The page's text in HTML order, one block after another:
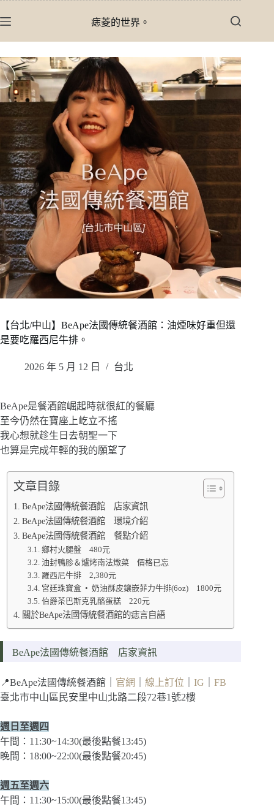
至
內
容
痣菱的世界。
【台北/中山】BeApe法國傳統餐酒館：油煙味好重但還
是要吃羅西尼牛排。
2026 年 5 月 12 日 台北
BeApe是餐酒館崛起時就很紅的餐廳
至今仍然在寶座上屹立不搖
我心想就趁生日去朝聖一下
也算是完成年輕的我的願望了
文章目錄
BeApe法國傳統餐酒館 店家資訊
BeApe法國傳統餐酒館 環境介紹
BeApe法國傳統餐酒館 餐點介紹
鄉村火腿盤 480元
油封鴨胗＆爐烤南法燉菜 價格已忘
羅西尼牛排 2,380元
宮廷珠寶盒 • 奶油酥皮鑲嵌菲力牛排(6oz) 1800元
伯爵茶巴斯克乳酪蛋糕 220元
關於BeApe法國傳統餐酒館的痣言自語
BeApe法國傳統餐酒館 店家資訊
📍BeApe法國傳統餐酒館｜ 官網 線上訂位 IG
FB
臺北市中山區民安里中山北路二段72巷1號2樓
週日至週四
午間：11:30~14:30(最後點餐13:45)
晚間：18:00~22:00(最後點餐20:45)
週五至週六
午間：11:30~15:00(最後點餐13:45)